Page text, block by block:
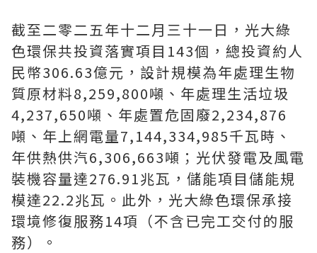
截至二零二五年十二月三十一日，光大綠
色環保共投資落實項目143個，總投資約人
民幣306.63億元，設計規模為年處理生物
質原材料8,259,800噸、年處理生活垃圾
4,237,650噸、年處置危固廢2,234,876
噸、年上網電量7,144,334,985千瓦時、
年供熱供汽6,306,663噸；光伏發電及風電
裝機容量達276.91兆瓦，儲能項目儲能規
模達22.2兆瓦。此外，光大綠色環保承接
環境修復服務14項（不含已完工交付的服
務）。